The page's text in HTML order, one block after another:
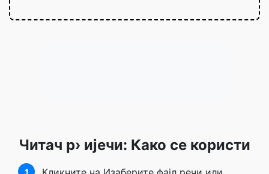
Читач р› ијечи: Како се користи
1